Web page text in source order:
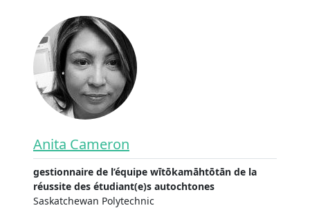
Anita Cameron
gestionnaire de l’équipe wītōkamāhtōtān de la
réussite des étudiant(e)s autochtones
Saskatchewan Polytechnic